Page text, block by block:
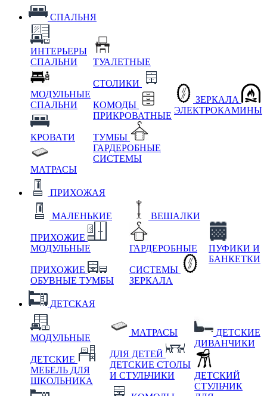
СПАЛЬНЯ
ИНТЕРЬЕРЫ
СПАЛЬНИ
МОДУЛЬНЫЕ
СПАЛЬНИ
КРОВАТИ
МАТРАСЫ
ТУАЛЕТНЫЕ
СТОЛИКИ
КОМОДЫ
ПРИКРОВАТНЫЕ
ТУМБЫ
ГАРДЕРОБНЫЕ
СИСТЕМЫ
ЗЕРКАЛА
ЭЛЕКТРОКАМИНЫ
ПРИХОЖАЯ
МАЛЕНЬКИЕ
ПРИХОЖИЕ
МОДУЛЬНЫЕ
ПРИХОЖИЕ
ОБУВНЫЕ ТУМБЫ
ВЕШАЛКИ
ГАРДЕРОБНЫЕ
СИСТЕМЫ
ЗЕРКАЛА
ПУФИКИ И
БАНКЕТКИ
ДЕТСКАЯ
МОДУЛЬНЫЕ
ДЕТСКИЕ
МЕБЕЛЬ ДЛЯ
ШКОЛЬНИКА
МАТРАСЫ
ДЛЯ ДЕТЕЙ
ДЕТСКИЕ СТОЛЫ
И СТУЛЬЧИКИ
ДЕТСКИЕ
ДИВАНЧИКИ
ДЕТСКИЙ
СТУЛЬЧИК